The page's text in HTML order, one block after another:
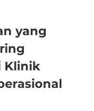
yang
Klinik